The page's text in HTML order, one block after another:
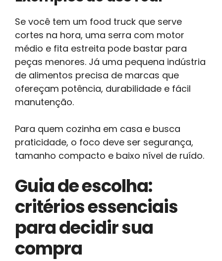
Se você tem um food truck que serve
cortes na hora, uma serra com motor
médio e fita estreita pode bastar para
peças menores. Já uma pequena indústria
de alimentos precisa de marcas que
ofereçam potência, durabilidade e fácil
manutenção.
Para quem cozinha em casa e busca
praticidade, o foco deve ser segurança,
tamanho compacto e baixo nível de ruído.
Guia de escolha:
critérios essenciais
para decidir sua
compra